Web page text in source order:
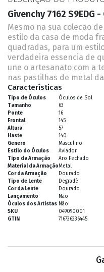
Givenchy 7162 S9EDG
Mesmo na sua colecao
estilo da casa de moda
quadradas, para um
verdadeira essencia de
une o artesanato com a
nas pastilhas de metal
Características
Tipo de Óculos
Óculos de Sol
Tamanho
63
Ponte
16
Frontal
145
Altura
57
Haste
140
Genero
Masculino
Estilo do Óculos
Aviador
Tipo da Armação
Aro Fechado
Material da ArmaçãoMetal
Cor da Armação
Dourado
Tipo de Lente
Degradê
Cor da Lente
Dourado
Lançamento
Não
Óculos dos Artistas Não
SKU
049090001
GTIN
716736236445